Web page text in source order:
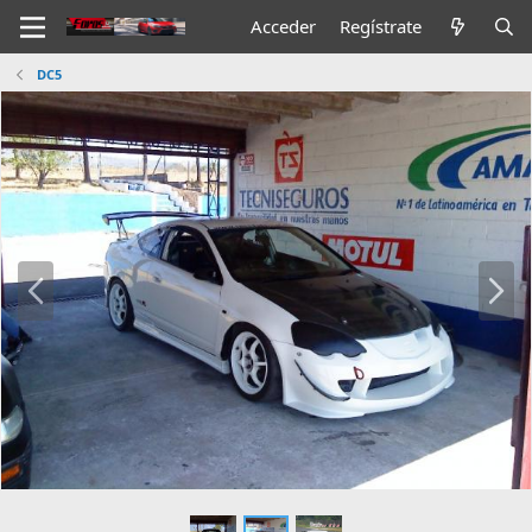
Acceder Regístrate
DC5
A
n
t
.
S
g
.